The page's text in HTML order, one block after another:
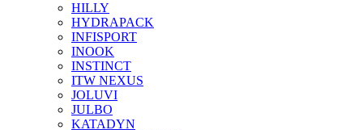
HILLY
HYDRAPACK
INFISPORT
INOOK
INSTINCT
ITW NEXUS
JOLUVI
JULBO
KATADYN